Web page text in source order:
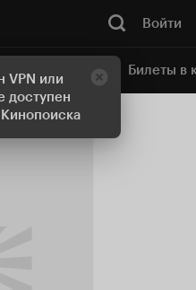
VPN или
доступен
Кинопоиска
Войти
кинотеатр Билеты в